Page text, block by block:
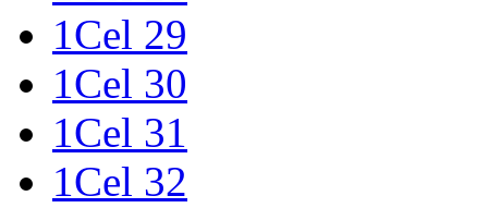
1Cel 29
1Cel 30
1Cel 31
1Cel 32